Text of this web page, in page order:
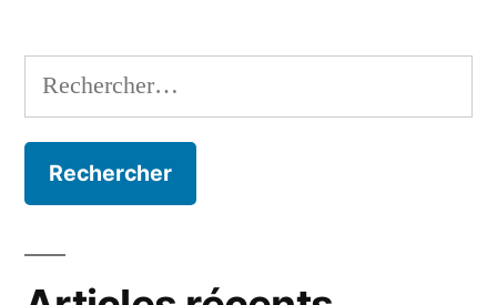
Rechercher :